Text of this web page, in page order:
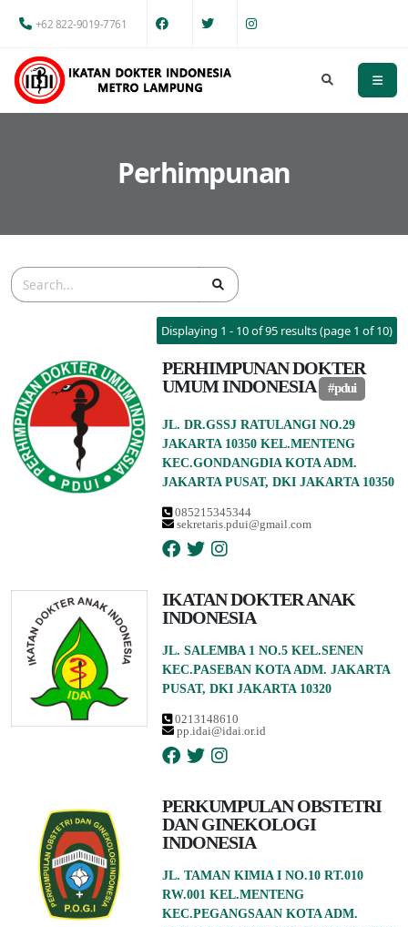
+62 822-9019-7761
Perhimpunan
Displaying 1 - 10 of 95 results (page 1 of 10)
PERHIMPUNAN DOKTER
UMUM INDONESIA
#pdui
JL. DR.GSSJ RATULANGI NO.29
JAKARTA 10350 KEL.MENTENG
KEC.GONDANGDIA KOTA ADM.
JAKARTA PUSAT, DKI JAKARTA 10350
085215345344
sekretaris.pdui@gmail.com
IKATAN DOKTER ANAK
INDONESIA
JL. SALEMBA 1 NO.5 KEL.SENEN
KEC.PASEBAN KOTA ADM. JAKARTA
PUSAT, DKI JAKARTA 10320
0213148610
pp.idai@idai.or.id
PERKUMPULAN OBSTETRI
DAN GINEKOLOGI
INDONESIA
JL. TAMAN KIMIA I NO.10 RT.010
RW.001 KEL.MENTENG
KEC.PEGANGSAAN KOTA ADM.